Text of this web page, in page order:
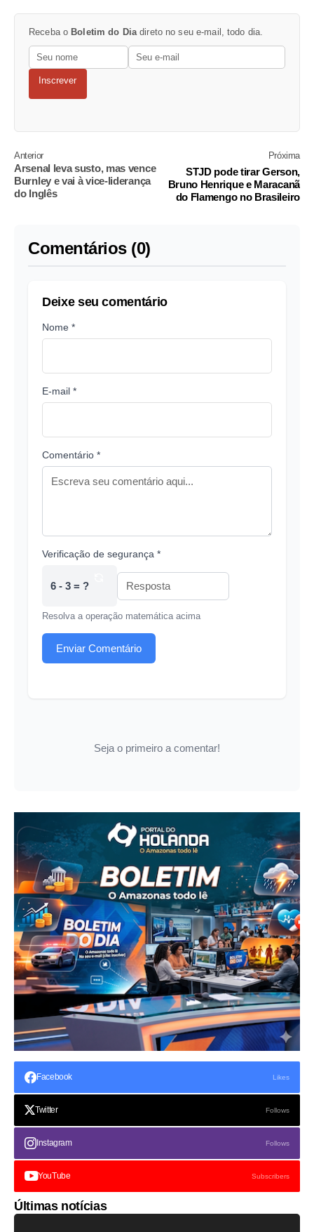
Receba o Boletim do Dia direto no seu e-mail, todo dia.
Inscrever
Anterior
Arsenal leva susto, mas vence
Burnley e vai à vice-liderança
do Inglês
Próxima
STJD pode tirar Gerson,
Bruno Henrique e Maracanã
do Flamengo no Brasileiro
Comentários (0)
Deixe seu comentário
Nome *
E-mail *
Comentário *
Verificação de segurança *
6 - 3 = ?
Resolva a operação matemática acima
Enviar Comentário
Seja o primeiro a comentar!
Facebook Likes
Twitter Follows
Instagram Follows
YouTube Subscribers
Últimas notícias